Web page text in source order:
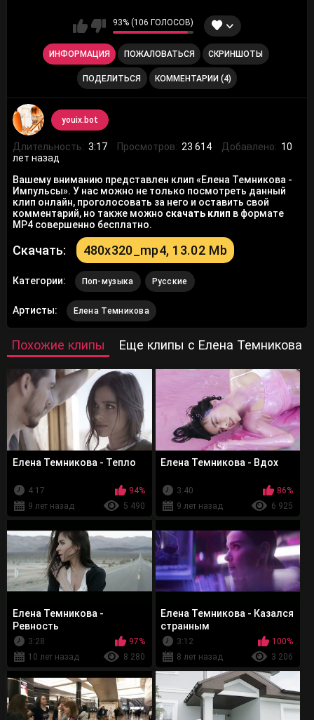
93% (106 ГОЛОСОВ)
ИНФОРМАЦИЯ ПОЖАЛОВАТЬСЯ СКРИНШОТЫ
ПОДЕЛИТЬСЯ КОММЕНТАРИИ (4)
youix.bot
Длительность: 3:17 Просмотров: 23 614 Добавлено: 10
лет назад
Вашему вниманию представлен клип «Елена Темникова -
Импульсы». У нас можно не только посмотреть данный
клип онлайн, проголосовать за него и оставить свой
комментарий, но также можно скачать клип в формате
MP4 совершенно бесплатно.
Скачать: 480x320_mp4, 13.02 Mb
Категории: Поп-музыка Русские
Артисты: Елена Темникова
Похожие клипы Еще клипы с Елена Темникова
Елена Темникова - Тепло
4:17
94%
9 лет назад
5 490
Елена Темникова - Вдох
3:40
86%
9 лет назад
6 925
Елена Темникова -
Ревность
3:28
97%
10 лет назад
8 280
Елена Темникова - Казался
странным
3:12
100%
8 лет назад
3 206